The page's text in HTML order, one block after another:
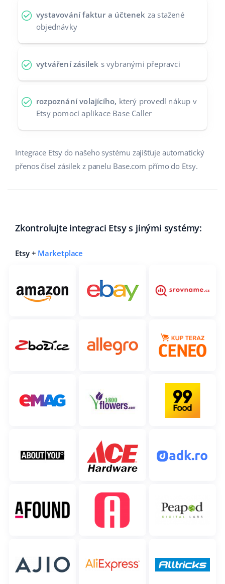
vystavování faktur a účtenek za stažené
objednávky
vytváření zásilek s vybranými přepravci
rozpoznání volajícího, který provedl nákup v
Etsy pomocí aplikace Base Caller
Integrace Etsy do našeho systému zajišťuje automatický
přenos čísel zásilek z panelu Base.com přímo do Etsy.
Zkontrolujte integraci Etsy s jinými systémy:
Etsy + Marketplace